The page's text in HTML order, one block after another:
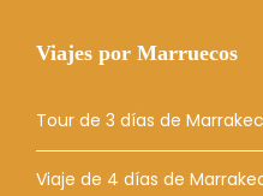
Viajes por Marruecos
Tour de 3 días de
Viaje de 4 días de